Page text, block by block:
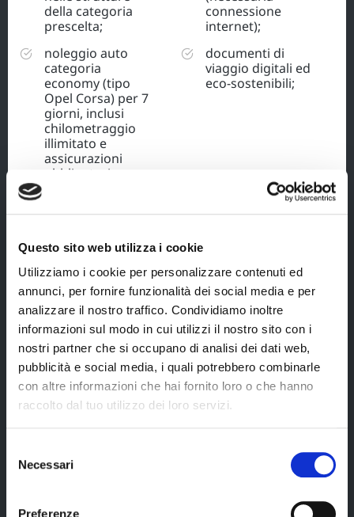
Questo sito web utilizza i cookie
Utilizziamo i cookie per personalizzare contenuti ed
annunci, per fornire funzionalità dei social media e per
analizzare il nostro traffico. Condividiamo inoltre
informazioni sul modo in cui utilizzi il nostro sito con i
nostri partner che si occupano di analisi dei dati web,
pubblicità e social media, i quali potrebbero combinarle
con altre informazioni che hai fornito loro o che hanno
raccolto dal tuo utilizzo dei loro servizi.
delNecessari
Preferenze
della categoria
prescelta;
noleggio auto
categoria
economy (tipo
Opel Corsa) per 7
giorni, inclusi
chilometraggio
illimitato e
assicurazioni
obbligatorie;
connessione
internet);
documenti di
viaggio digitali ed
eco-sostenibili;
castello di
crociera sul lago
di Loch Ness
(lingua Inglese)
di circa 2 ore.
Hotel e bed & breakfast sono normalmente
localizzati in campagna o alle porte delle città.
Spesso non potrai raggiungere il centro a piedi,
ma potrai farlo utilizzando la tua auto a
noleggio o, ancora meglio, prendendo i mezzi
breakfast dopo le 18:00, contatta la struttura
per concordare le modalità di check-in. Farlo è
hanno una reception aperta h24.